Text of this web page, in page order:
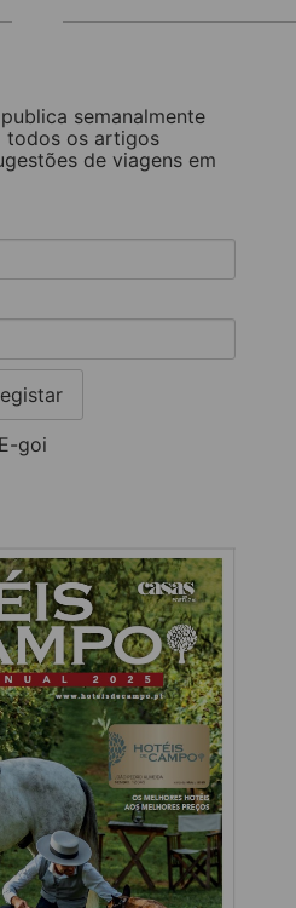
semanalmente
todos os artigos
de viagens em
goi